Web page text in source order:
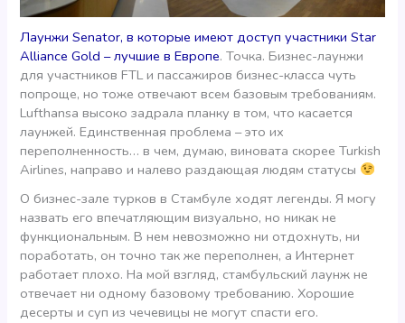
Лаунжи Senator, в которые имеют доступ участники Star
Alliance Gold – лучшие в Европе. Точка. Бизнес-лаунжи
для участников FTL и пассажиров бизнес-класса чуть
попроще, но тоже отвечают всем базовым требованиям.
Lufthansa высоко задрала планку в том, что касается
лаунжей. Единственная проблема – это их
переполненность… в чем, думаю, виновата скорее Turkish
Airlines, направо и налево раздающая людям статусы
О бизнес-зале турков в Стамбуле ходят легенды. Я могу
назвать его впечатляющим визуально, но никак не
функциональным. В нем невозможно ни отдохнуть, ни
поработать, он точно так же переполнен, а Интернет
работает плохо. На мой взгляд, стамбульский лаунж не
отвечает ни одному базовому требованию. Хорошие
десерты и суп из чечевицы не могут спасти его.